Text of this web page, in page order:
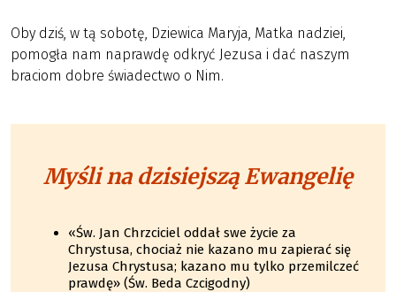
Oby dziś, w tą sobotę, Dziewica Maryja, Matka nadziei,
pomogła nam naprawdę odkryć Jezusa i dać naszym
braciom dobre świadectwo o Nim.
Myśli na dzisiejszą Ewangelię
«Św. Jan Chrzciciel oddał swe życie za
Chrystusa, chociaż nie kazano mu zapierać się
Jezusa Chrystusa; kazano mu tylko przemilczeć
prawdę» (Św. Beda Czcigodny)